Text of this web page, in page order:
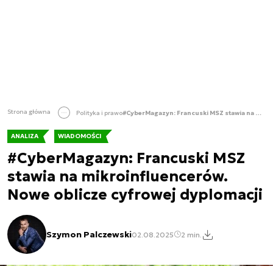
Strona główna Polityka i prawo #CyberMagazyn: Francuski MSZ stawia na mikroinfluencerów. Nowe oblicze cyfrowej dyplomacji
ANALIZA WIADOMOŚCI
#CyberMagazyn: Francuski MSZ
stawia na mikroinfluencerów.
Nowe oblicze cyfrowej dyplomacji
Szymon Palczewski02.08.2025 2 min.